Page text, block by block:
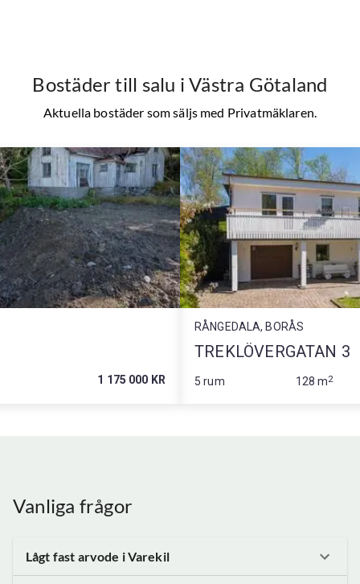
Bostäder till salu i Västra Götaland
Aktuella bostäder som säljs med Privatmäklaren.
1 175 000 KR
RÅNGEDALA, BORÅS
TREKLÖVERGATAN 3
5 rum 128 m2
Vanliga frågor
Lågt fast arvode i Varekil